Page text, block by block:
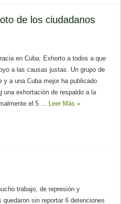
de los ciudadanos
en Cuba: Exhorto a todos a que
a las causas justas. Un grupo de
y a una Cuba mejor ha publicado
una exhortación de respaldo a la
el 5 ... Leer Más »
trabajo, de represión y
sin reportar 6 detenciones